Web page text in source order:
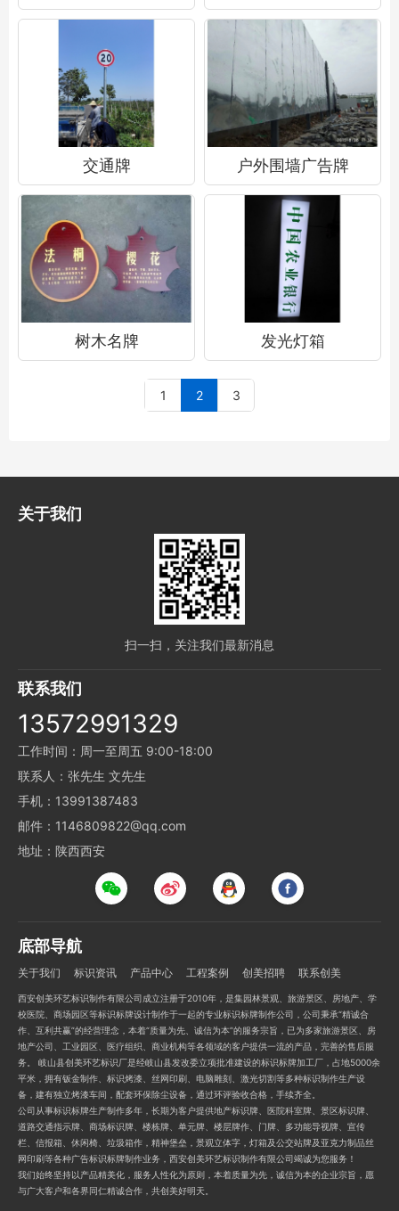
交通牌 户外围墙广告牌
树木名牌 发光灯箱
1 2 3
关于我们
扫一扫，关注我们最新消息
联系我们
13572991329
工作时间：周一至周五 9:00-18:00
联系人：张先生 文先生
手机：13991387483
邮件：1146809822@qq.com
地址：陕西西安
底部导航
关于我们 标识资讯 产品中心 工程案例 创美招聘 联系创美
西安创美环艺标识制作有限公司成立注册于2010年，是集园林景观、旅游景区、房地产、学
校医院、商场园区等标识标牌设计制作于一起的专业标识标牌制作公司，公司秉承“精诚合
作、互利共赢”的经营理念，本着“质量为先、诚信为本”的服务宗旨，已为多家旅游景区、房
地产公司、工业园区、医疗组织、商业机构等各领域的客户提供一流的产品，完善的售后服
务。 岐山县创美环艺标识厂是经岐山县发改委立项批准建设的标识标牌加工厂，占地5000余
平米，拥有钣金制作、标识烤漆、丝网印刷、电脑雕刻、激光切割等多种标识制作生产设
备，建有独立烤漆车间，配套环保除尘设备，通过环评验收合格，手续齐全。
公司从事标识标牌生产制作多年，长期为客户提供地产标识牌、医院科室牌、景区标识牌、
道路交通指示牌、商场标识牌、楼栋牌、单元牌、楼层牌作、门牌、多功能导视牌、宣传
栏、信报箱、休闲椅、垃圾箱作，精神堡垒，景观立体字，灯箱及公交站牌及亚克力制品丝
网印刷等各种广告标识标牌制作业务，西安创美环艺标识制作有限公司竭诚为您服务！
我们始终坚持以产品精美化，服务人性化为原则，本着质量为先，诚信为本的企业宗旨，愿
与广大客户和各界同仁精诚合作，共创美好明天。